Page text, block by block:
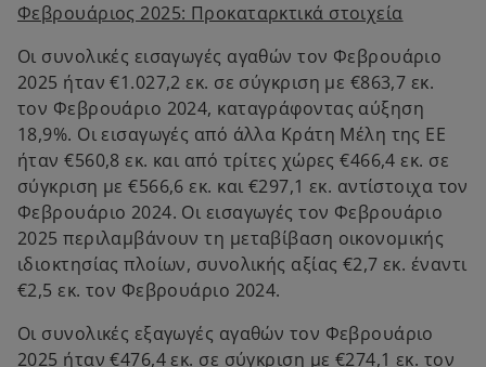
Φεβρουάριος 2025: Προκαταρκτικά στοιχεία
Οι συνολικές εισαγωγές αγαθών τον Φεβρουάριο
2025 ήταν €1.027,2 εκ. σε σύγκριση με €863,7 εκ.
τον Φεβρουάριο 2024, καταγράφοντας αύξηση
18,9%. Οι εισαγωγές από άλλα Κράτη Μέλη της ΕΕ
ήταν €560,8 εκ. και από τρίτες χώρες €466,4 εκ. σε
σύγκριση με €566,6 εκ. και €297,1 εκ. αντίστοιχα τον
Φεβρουάριο 2024. Οι εισαγωγές τον Φεβρουάριο
2025 περιλαμβάνουν τη μεταβίβαση οικονομικής
ιδιοκτησίας πλοίων, συνολικής αξίας €2,7 εκ. έναντι
€2,5 εκ. τον Φεβρουάριο 2024.
Οι συνολικές εξαγωγές αγαθών τον Φεβρουάριο
2025 ήταν €476,4 εκ. σε σύγκριση με €274,1 εκ. τον